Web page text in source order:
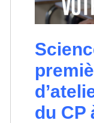
du CP